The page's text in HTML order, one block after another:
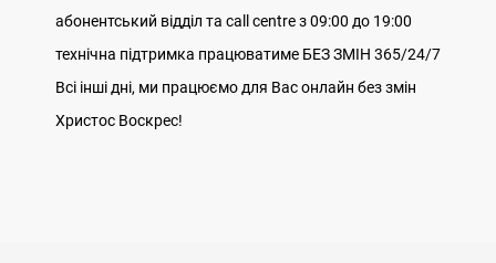
абонентський відділ та call centre з 09:00 до 19:00
технічна підтримка працюватиме БЕЗ ЗМІН 365/24/7
Всі інші дні, ми працюємо для Вас онлайн без змін
Христос Воскрес!